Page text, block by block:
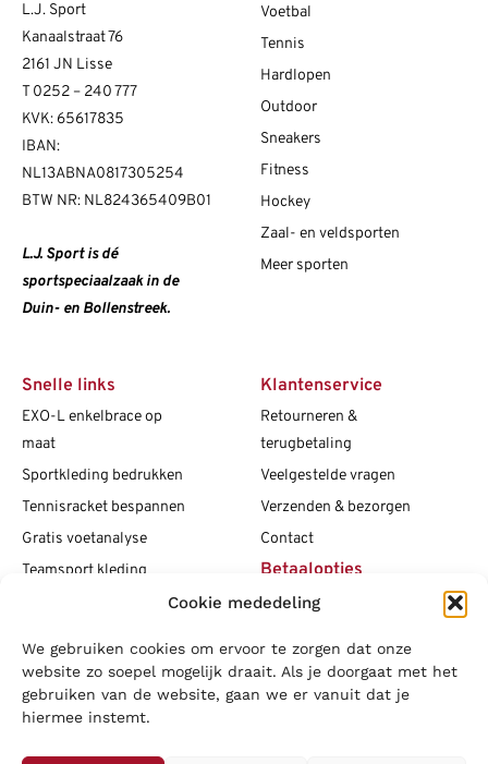
Cookie mededeling
We gebruiken cookies om ervoor te zorgen dat onze
website zo soepel mogelijk draait. Als je doorgaat met het
gebruiken van de website, gaan we er vanuit dat je
hiermee instemt.
L.J. Sport
Kanaalstraat 76
2161 JN Lisse
T 0252 – 240 777
KVK: 65617835
IBAN:
NL13ABNA0817305254
BTW NR: NL824365409B01
L.J. Sport is dé
sportspeciaalzaak in de
Duin- en Bollenstreek.
Voetbal
Tennis
Hardlopen
Outdoor
Sneakers
Fitness
Hockey
Zaal- en veldsporten
Meer sporten
Snelle links
EXO-L enkelbrace op
maat
Sportkleding bedrukken
Tennisracket bespannen
Gratis voetanalyse
Teamsport kleding
Vacatures
Blogs
Klantenservice
Retourneren &
terugbetaling
Veelgestelde vragen
Verzenden & bezorgen
Contact
Betaalopties
Social media